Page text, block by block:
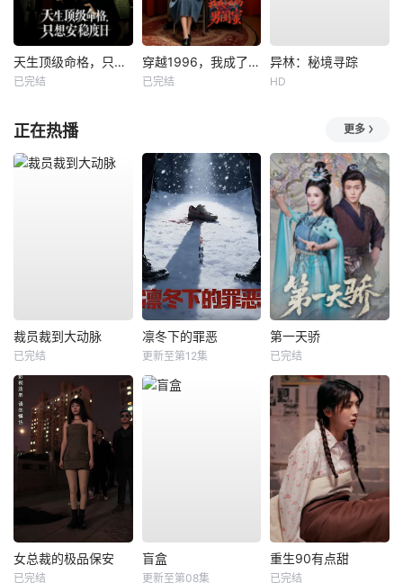
天生顶级命格，只想安稳度日
已完结
穿越1996，我成了我妈男闺蜜
已完结
异林：秘境寻踪
HD
正在热播 更多
裁员裁到大动脉
已完结
凛冬下的罪恶
更新至第12集
第一天骄
已完结
女总裁的极品保安
已完结
盲盒
更新至第08集
重生90有点甜
已完结